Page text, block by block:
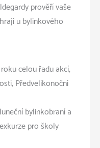
prověří vaše
u bylinkového
celou řadu akcí,
Předvelikonoční
bylinkobraní a
pro školy